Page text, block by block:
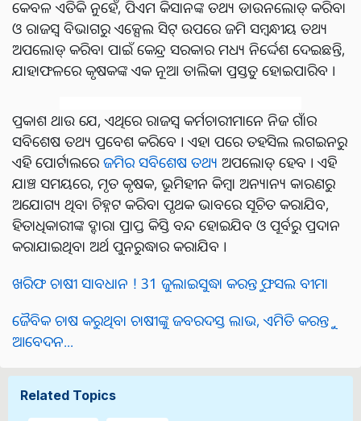
କେବଳ ଏତିକି ନୁହେଁ, ପିଏମ କିସାନଙ୍କ ତଥ୍ୟ ଡାଉନଲୋଡ୍ କରିବା
ଓ ରାଜସ୍ୱ ବିଭାଗରୁ ଏକ୍ସେଲ ସିଟ୍ ଉପରେ ଜମି ସମ୍ବନ୍ଧୀୟ ତଥ୍ୟ
ଅପଲୋଡ୍ କରିବା ପାଇଁ କେନ୍ଦ୍ର ସରକାର ମଧ୍ୟ ନିର୍ଦ୍ଦେଶ ଦେଇଛନ୍ତି,
ଯାହାଫଳରେ କୃଷକଙ୍କ ଏକ ନୂଆ ତାଲିକା ପ୍ରସ୍ତୁତ ହୋଇପାରିବ ।
ପ୍ରକାଶ ଥାଉ ଯେ, ଏଥିରେ ରାଜସ୍ୱ କର୍ମଚାରୀମାନେ ନିଜ ଗାଁର
ସବିଶେଷ ତଥ୍ୟ ପ୍ରବେଶ କରିବେ । ଏହା ପରେ ତହସିଲ ଲଗଇନରୁ
ଏହି ପୋର୍ଟାଲରେ ଜମିର ସବିଶେଷ ତଥ୍ୟ ଅପଲୋଡ୍ ହେବ । ଏହି
ଯାଞ୍ଚ ସମୟରେ, ମୃତ କୃଷକ, ଭୂମିହୀନ କିମ୍ବା ଅନ୍ୟାନ୍ୟ କାରଣରୁ
ଅଯୋଗ୍ୟ ଥିବା ଚିହ୍ନଟ କରିବା ପୃଥକ ଭାବରେ ସୂଚିତ କରାଯିବ,
ହିତାଧିକାରୀଙ୍କ ଦ୍ବାରା ପ୍ରାପ୍ତ କିସ୍ତି ବନ୍ଦ ହୋଇଯିବ ଓ ପୂର୍ବରୁ ପ୍ରଦାନ
କରାଯାଇଥିବା ଅର୍ଥ ପୁନରୁଦ୍ଧାର କରାଯିବ ।
ଖରିଫ ଚାଷୀ ସାବଧାନ ! 31 ଜୁଲାଇସୁଦ୍ଧା କରନ୍ତୁ ଫସଲ ବୀମା
ଜୈବିକ ଚାଷ କରୁଥିବା ଚାଷୀଙ୍କୁ ଜବରଦସ୍ତ ଲାଭ, ଏମିତି କରନ୍ତୁ
ଆବେଦନ...
Related Topics